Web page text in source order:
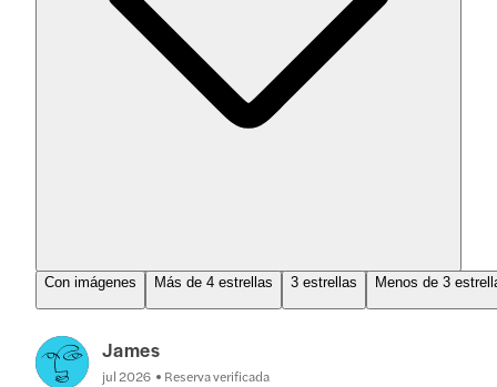
Con imágenes Más de 4 estrellas 3 estrellas Menos de 3
James
jul 2026 Reserva verificada